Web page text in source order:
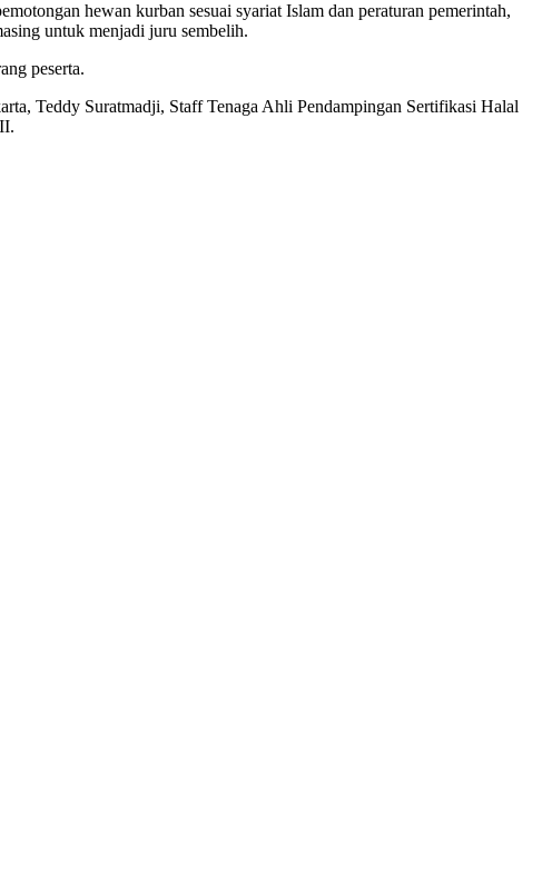
hewan kurban sesuai syariat Islam dan peraturan pemerintah,
untuk menjadi juru sembelih.
peserta.
Teddy Suratmadji, Staff Tenaga Ahli Pendampingan Sertifikasi Halal